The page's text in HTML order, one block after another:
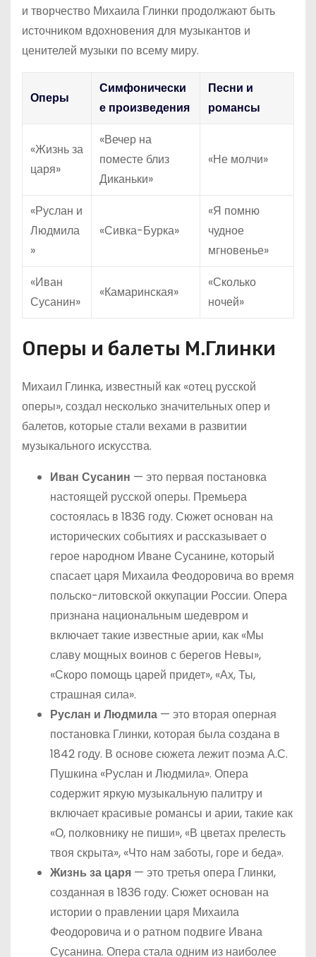
и творчество Михаила Глинки продолжают быть
источником вдохновения для музыкантов и
ценителей музыки по всему миру.
Оперы
Симфонически
е произведения
Песни и
романсы
«Жизнь за
царя»
«Вечер на
поместе близ
Диканьки»
«Не молчи»
«Руслан и
Людмила
»
«Сивка-Бурка»
«Я помню
чудное
мгновенье»
«Иван
Сусанин»
«Камаринская»
«Сколько
ночей»
Оперы и балеты М.Глинки
Михаил Глинка, известный как «отец русской
оперы», создал несколько значительных опер и
балетов, которые стали вехами в развитии
музыкального искусства.
Иван Сусанин — это первая постановка
настоящей русской оперы. Премьера
состоялась в 1836 году. Сюжет основан на
исторических событиях и рассказывает о
герое народном Иване Сусанине, который
спасает царя Михаила Феодоровича во время
польско-литовской оккупации России. Опера
признана национальным шедевром и
включает такие известные арии, как «Мы
славу мощных воинов с берегов Невы»,
«Скоро помощь царей придет», «Ах, Ты,
страшная сила».
Руслан и Людмила — это вторая оперная
постановка Глинки, которая была создана в
1842 году. В основе сюжета лежит поэма А.С.
Пушкина «Руслан и Людмила». Опера
содержит яркую музыкальную палитру и
включает красивые романсы и арии, такие как
«О, полковнику не пиши», «В цветах прелесть
твоя скрыта», «Что нам заботы, горе и беда».
Жизнь за царя — это третья опера Глинки,
созданная в 1836 году. Сюжет основан на
истории о правлении царя Михаила
Феодоровича и о ратном подвиге Ивана
Сусанина. Опера стала одним из наиболее